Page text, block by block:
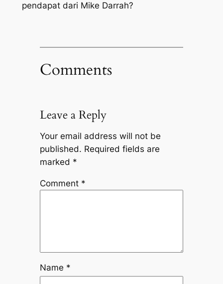
pendapat dari Mike Darrah?
Comments
Leave a Reply
Your email address will not be
published. Required fields are
marked *
Comment *
Name *